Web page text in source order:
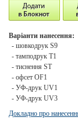
Варіанти нанесення:
- шовкодрук S9
- тамподрук T1
- тиснення ST
- офсет OF1
- УФ-друк UV1
- УФ-друк UV3
Докладно про